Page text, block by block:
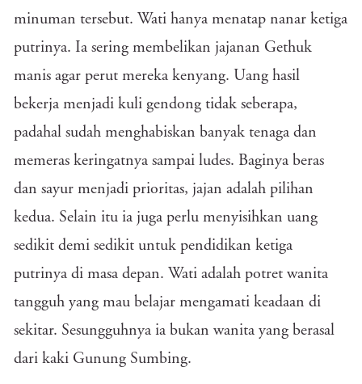
minuman tersebut. Wati hanya menatap nanar ketiga
putrinya. Ia sering membelikan jajanan Gethuk
manis agar perut mereka kenyang. Uang hasil
bekerja menjadi kuli gendong tidak seberapa,
padahal sudah menghabiskan banyak tenaga dan
memeras keringatnya sampai ludes. Baginya beras
dan sayur menjadi prioritas, jajan adalah pilihan
kedua. Selain itu ia juga perlu menyisihkan uang
sedikit demi sedikit untuk pendidikan ketiga
putrinya di masa depan. Wati adalah potret wanita
tangguh yang mau belajar mengamati keadaan di
sekitar. Sesungguhnya ia bukan wanita yang berasal
dari kaki Gunung Sumbing.